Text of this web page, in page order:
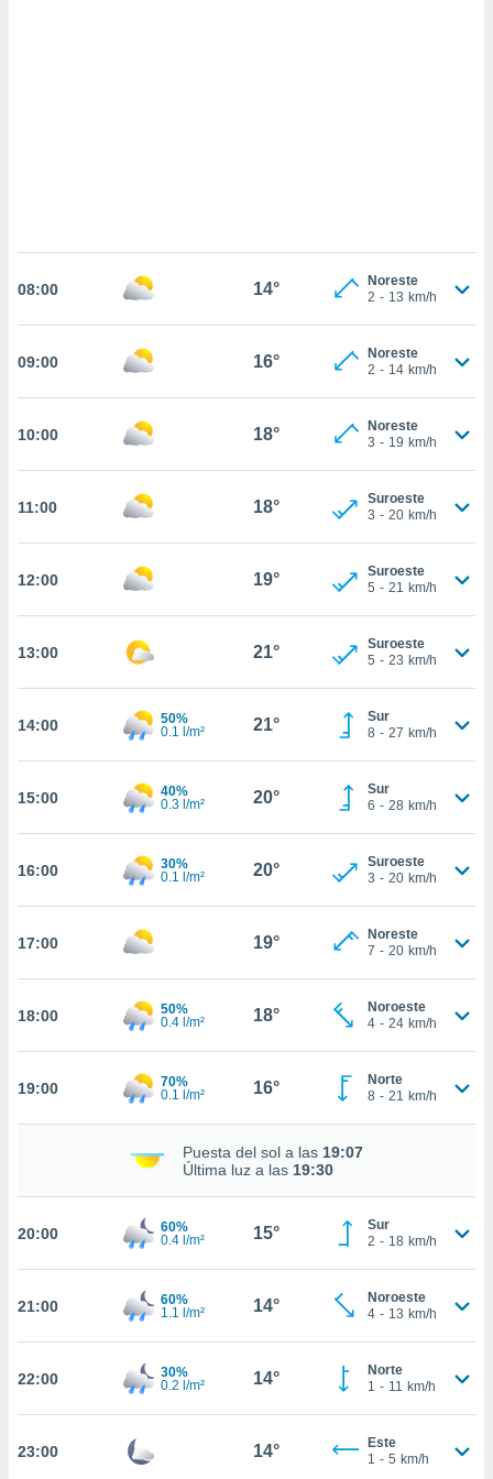
cookies
aceptar
se
o
Puedes
acceder a
únicos
este sitio
de
posible
traten tus
a lo que
su
08:00 14°
Noreste
2 - 13 km/h
09:00 16°
Noreste
2 - 14 km/h
10:00 18°
Noreste
3 - 19 km/h
11:00 18°
Suroeste
3 - 20 km/h
12:00 19°
Suroeste
5 - 21 km/h
13:00 21°
Suroeste
5 - 23 km/h
14:00
50%
0.1 l/m²
21°
Sur
8 - 27 km/h
15:00
40%
0.3 l/m²
20°
Sur
6 - 28 km/h
16:00
30%
0.1 l/m²
20°
Suroeste
3 - 20 km/h
17:00 19°
Noreste
7 - 20 km/h
18:00
50%
0.4 l/m²
18°
Noroeste
4 - 24 km/h
19:00
70%
0.1 l/m²
16°
Norte
8 - 21 km/h
Puesta del sol a las 19:07
Última luz a las 19:30
20:00
60%
0.4 l/m²
15°
Sur
2 - 18 km/h
21:00
60%
1.1 l/m²
14°
Noroeste
4 - 13 km/h
22:00
30%
0.2 l/m²
14°
Norte
1 - 11 km/h
23:00 14°
Este
1 - 5 km/h